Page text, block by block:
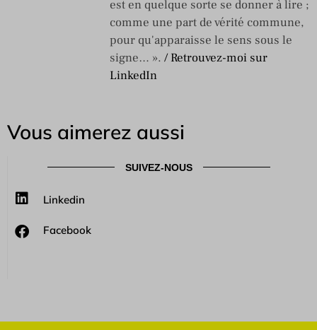
est en quelque sorte se donner à lire ;
comme une part de vérité commune,
pour qu'apparaisse le sens sous le
signe… ». / Retrouvez-moi sur
LinkedIn
Vous aimerez aussi
SUIVEZ-NOUS
Linkedin
Facebook